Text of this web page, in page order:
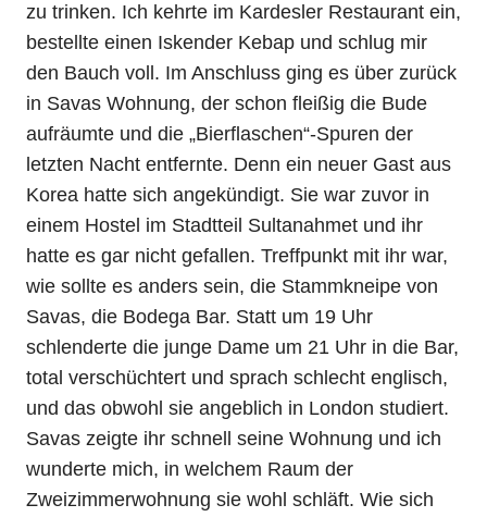
zu trinken. Ich kehrte im Kardesler Restaurant ein,
bestellte einen Iskender Kebap und schlug mir
den Bauch voll. Im Anschluss ging es über zurück
in Savas Wohnung, der schon fleißig die Bude
aufräumte und die „Bierflaschen“-Spuren der
letzten Nacht entfernte. Denn ein neuer Gast aus
Korea hatte sich angekündigt. Sie war zuvor in
einem Hostel im Stadtteil Sultanahmet und ihr
hatte es gar nicht gefallen. Treffpunkt mit ihr war,
wie sollte es anders sein, die Stammkneipe von
Savas, die Bodega Bar. Statt um 19 Uhr
schlenderte die junge Dame um 21 Uhr in die Bar,
total verschüchtert und sprach schlecht englisch,
und das obwohl sie angeblich in London studiert.
Savas zeigte ihr schnell seine Wohnung und ich
wunderte mich, in welchem Raum der
Zweizimmerwohnung sie wohl schläft. Wie sich